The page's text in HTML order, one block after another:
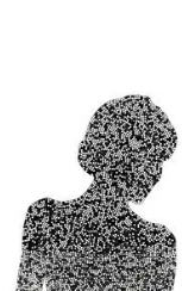
HENRI
BIOGRAPHIE